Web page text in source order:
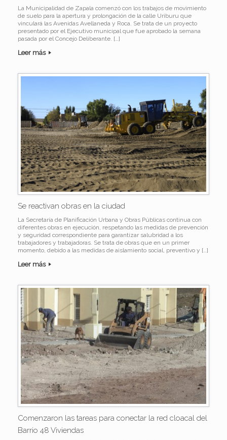
La Municipalidad de Zapala comenzó con los trabajos de movimiento
de suelo para la apertura y prolongación de la calle Uriburu que
vinculará las Avenidas Avellaneda y Roca. Se trata de un proyecto
presentado por el Ejecutivo municipal que fue aprobado la semana
pasada por el Concejo Deliberante. […]
Leer más
Se reactivan obras en la ciudad
La Secretaría de Planificación Urbana y Obras Públicas continua con
diferentes obras en ejecución, respetando las medidas de prevención
y seguridad correspondiente para garantizar salubridad a los
trabajadores y trabajadoras. Se trata de obras que en un primer
momento, debido a las medidas de aislamiento social, preventivo y […]
Leer más
Comenzaron las tareas para conectar la red cloacal del
Barrio 48 Viviendas